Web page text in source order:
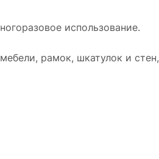
использование.
рамок, шкатулок и стен,